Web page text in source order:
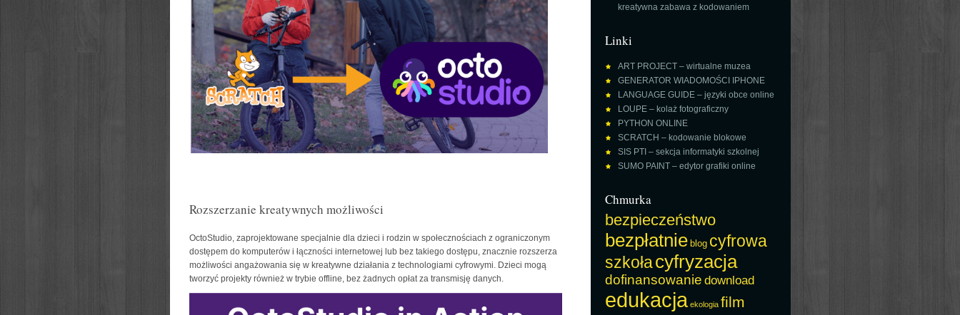
Rozszerzanie kreatywnych możliwości
OctoStudio, zaprojektowane specjalnie dla dzieci i rodzin w społecznościach z ograniczonym
dostępem do komputerów i łączności internetowej lub bez takiego dostępu, znacznie rozszerza
możliwości angażowania się w kreatywne działania z technologiami cyfrowymi. Dzieci mogą
tworzyć projekty również w trybie offline, bez żadnych opłat za transmisję danych.
kreatywna zabawa z kodowaniem
Linki
ART PROJECT – wirtualne muzea
GENERATOR WIADOMOŚCI IPHONE
LANGUAGE GUIDE – języki obce online
LOUPE – kolaż fotograficzny
PYTHON ONLINE
SCRATCH – kodowanie blokowe
SIS PTI – sekcja informatyki szkolnej
SUMO PAINT – edytor grafiki online
Chmurka
bezpieczeństwo
bezpłatnie blog cyfrowa
szkołacyfryzacja
dofinansowanie download
edukacja ekologia film